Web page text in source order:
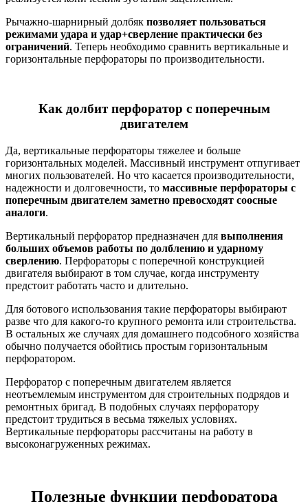
Рычажно-шарнирный долбяк позволяет пользоваться
режимами удара и удар+сверление практически без
ограничений. Теперь необходимо сравнить вертикальные и
горизонтальные перфораторы по производительности.
Как долбит перфоратор с поперечным
двигателем
Да, вертикальные перфораторы тяжелее и больше
горизонтальных моделей. Массивный инструмент отпугивает
многих пользователей. Но что касается производительности,
надежности и долговечности, то массивные перфораторы с
поперечным двигателем заметно превосходят соосные
аналоги.
Вертикальный перфоратор предназначен для выполнения
больших объемов работы по долблению и ударному
сверлению. Перфораторы с поперечной конструкцией
двигателя выбирают в том случае, когда инструменту
предстоит работать часто и длительно.
Для ботового использования такие перфораторы выбирают
разве что для какого-то крупного ремонта или строительства.
В остальных же случаях для домашнего подсобного хозяйства
обычно получается обойтись простым горизонтальным
перфоратором.
Перфоратор с поперечным двигателем является
неотъемлемым инструментом для строительных подрядов и
ремонтных бригад. В подобных случаях перфоратору
предстоит трудиться в весьма тяжелых условиях.
Вертикальные перфораторы рассчитаны на работу в
высоконагруженных режимах.
Полезные функции перфоратора